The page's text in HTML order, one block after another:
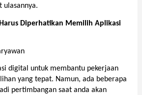
ulasannya.
Diperhatikan Memilih Aplikasi
digital untuk membantu pekerjaan
yang tepat. Namun, ada beberapa
pertimbangan saat anda akan